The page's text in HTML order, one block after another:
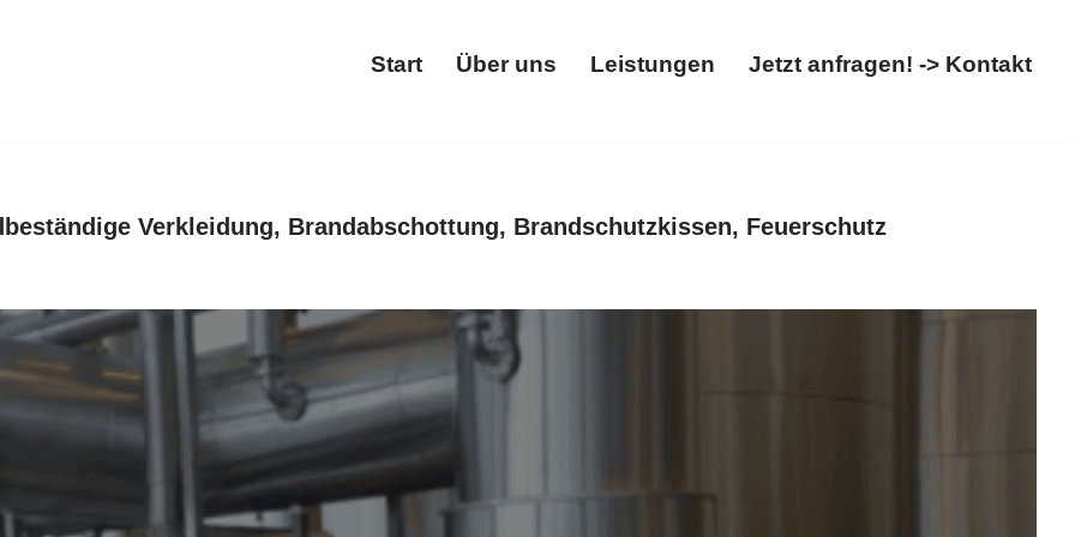
Start Über uns Leistungen Jetzt anfragen! -> Kontakt
Verkleidung, Brandabschottung, Brandschutzkissen, Feuerschutz